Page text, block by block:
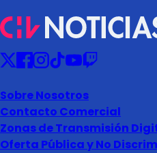
Sobre Nosotros
Contacto Comercial
Zonas de Transmisión
Oferta Pública y No